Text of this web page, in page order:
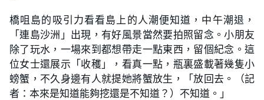
%
橋咀島的吸引力看看島上的人潮便知道，中午潮退，
「連島沙洲」出現，有好風景當然要拍照留念。小朋友
除了玩水，一場來到都想帶走一點東西，留個紀念。這
位女士還展示「收穫」，看真一點，瓶裏盛載著幾隻小
螃蟹，不久身邊有人就提她將蟹放生，「放回去。（記
者：本來是知道能夠挖還是不知道？）不知道。」